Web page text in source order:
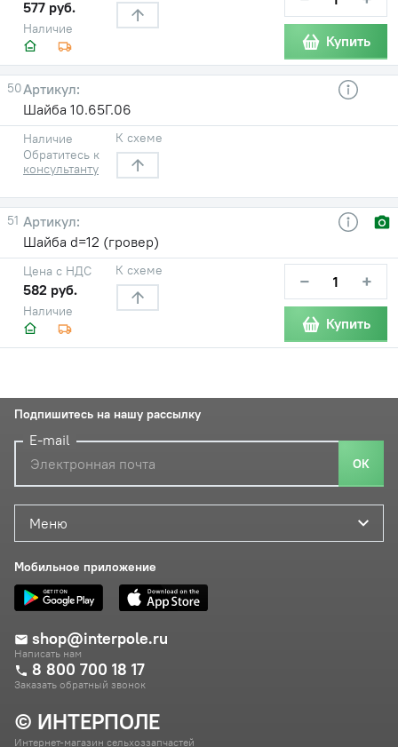
Наличие
577 руб.
Купить
50
Шайба 10.65Г.06
Наличие
Обратитесь к
консультанту
К схеме
51
Шайба d=12 (гровер)
Наличие
Цена с НДС
582 руб.
К схеме − +
Купить
© ИНТЕРПОЛЕ
Интернет-магазин сельхоззапчастей
Меню
Мобильное приложение
shop@interpole.ru
Написать нам
8 800 700 18 17
Заказать обратный звонок
Подпишитесь на нашу рассылку
E-mail
ОК